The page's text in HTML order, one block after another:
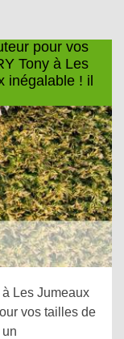
pour vos
Tony à Les
inégalable ! il
Les Jumeaux
vos tailles de